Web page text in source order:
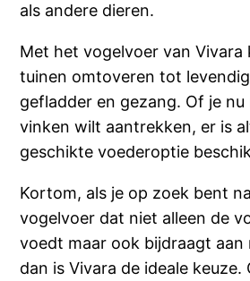
als andere dieren.
Met het vogelvoer van Vivara
tuinen omtoveren tot
gefladder en gezang. Of je
vinken wilt aantrekken, er is
geschikte voederoptie
Kortom, als je op zoek bent
vogelvoer dat niet alleen de
voedt maar ook bijdraagt aan
dan is Vivara de ideale keuze.